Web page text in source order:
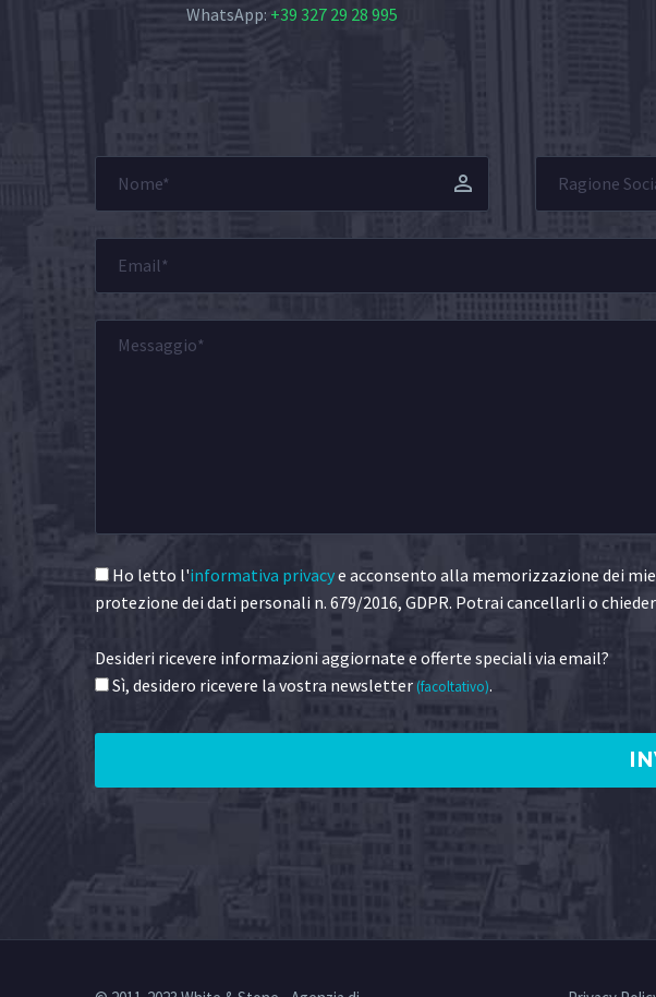
WhatsApp: +39 327 29 28 995
Ho letto l'informativa privacye acconsento alla memorizzazione dei
protezione dei dati personali n. 679/2016, GDPR. Potrai cancellarli o
Desideri ricevere informazioni aggiornate e offerte speciali via email?
Sì, desidero ricevere la vostra newsletter(facoltativo).